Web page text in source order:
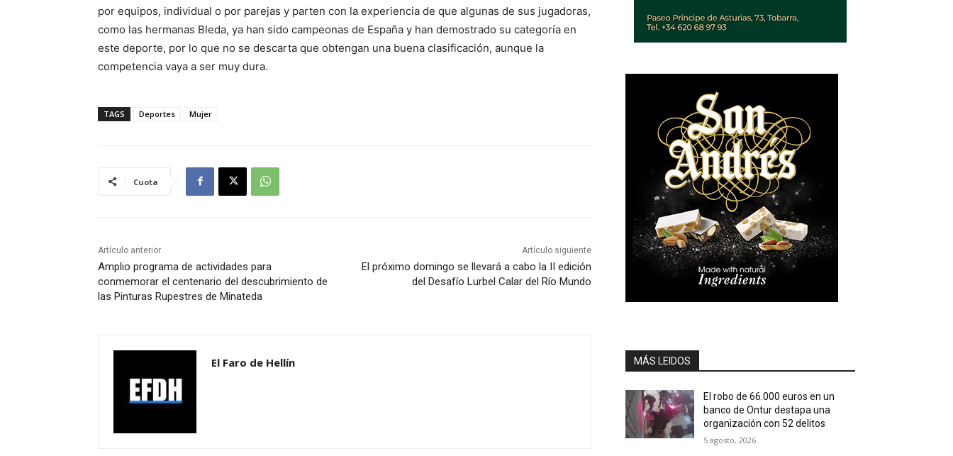
por equipos, individual o por parejas y parten con la experiencia de que algunas de sus jugadoras,
como las hermanas Bleda, ya han sido campeonas de España y han demostrado su categoría en
este deporte, por lo que no se descarta que obtengan una buena clasificación, aunque la
competencia vaya a ser muy dura.
TAGS Deportes Mujer
Cuota
Artículo anterior
Amplio programa de actividades para
conmemorar el centenario del descubrimiento de
las Pinturas Rupestres de Minateda
Artículo siguiente
El próximo domingo se llevará a cabo la II edición
del Desafío Lurbel Calar del Río Mundo
El Faro de Hellín MÁS LEIDOS
El robo de 66.000 euros en un
banco de Ontur destapa una
organización con 52 delitos
5 agosto, 2026